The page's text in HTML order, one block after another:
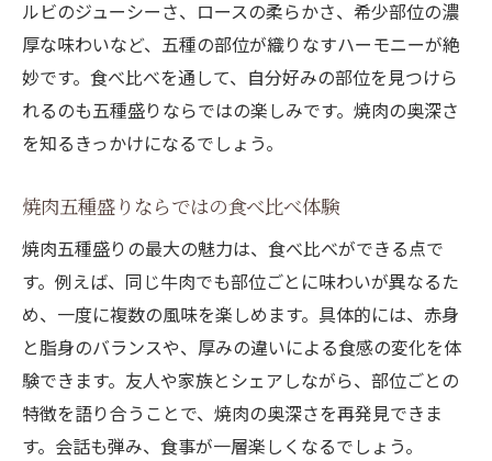
焼肉の新定番五種盛りが大人気の理由
五種盛り焼肉を選ぶメリットと魅力
焼肉五種盛りで感じる満足度の高さ
五種盛り焼肉が注目される背景とは
五種盛りで焼肉をもっと身近に楽しむ
厚切り肉が主役の焼肉五種盛り徹底解説
焼肉五種盛りの厚切り肉を味わう魅力
厚切り肉入り焼肉五種盛りの楽しみ方
焼肉五種盛りで厚切り肉を堪能する方法
厚切り肉が人気な焼肉五種盛りの秘密
焼肉五種盛りで注目の厚切り肉とは
ルビのジューシーさ、ロースの柔らかさ、希少部位の濃
厚な味わいなど、五種の部位が織りなすハーモニーが絶
妙です。食べ比べを通して、自分好みの部位を見つけら
れるのも五種盛りならではの楽しみです。焼肉の奥深さ
を知るきっかけになるでしょう。
焼肉五種盛りならではの食べ比べ体験
焼肉五種盛りの最大の魅力は、食べ比べができる点で
す。例えば、同じ牛肉でも部位ごとに味わいが異なるた
め、一度に複数の風味を楽しめます。具体的には、赤身
と脂身のバランスや、厚みの違いによる食感の変化を体
験できます。友人や家族とシェアしながら、部位ごとの
特徴を語り合うことで、焼肉の奥深さを再発見できま
す。会話も弾み、食事が一層楽しくなるでしょう。